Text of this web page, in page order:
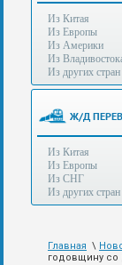
Таможенное
оформление
грузов
аэропортах
Москвы
Шереметьево,
Внуково,
также
авиа,
Из Китая
Из Европы
Из Америки
Из
Из других стран
Ж/Д
Из Китая
Из Европы
Из СНГ
Из других стран
Главная \
годовщину со